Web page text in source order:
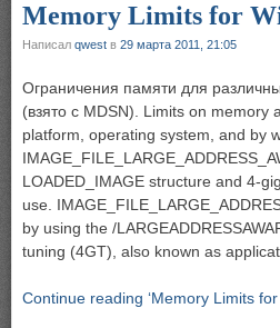
Memory Limits for
Написал qwest в 29 марта 2011, 21:05
Ограничения памяти для
(взято с MDSN). Limits on memory
platform, operating system, and by
LOADED_IMAGE structure and 4-
use.
by using the /
tuning (4GT), also known as
Continue reading ‘Memory Limits